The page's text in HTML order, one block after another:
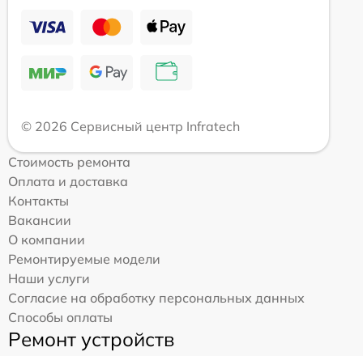
© 2026 Сервисный центр Infratech
Стоимость ремонта
Оплата и доставка
Контакты
Вакансии
О компании
Ремонтируемые модели
Наши услуги
Согласие на обработку персональных данных
Способы оплаты
Ремонт устройств